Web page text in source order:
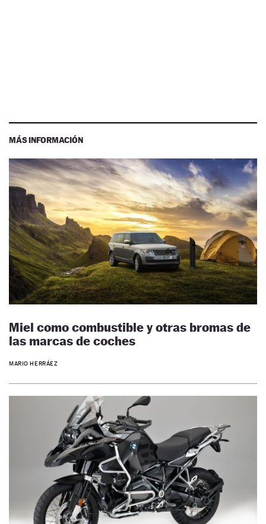
MÁS INFORMACIÓN
Miel como combustible y otras bromas de
las marcas de coches
MARIO HERRÁEZ